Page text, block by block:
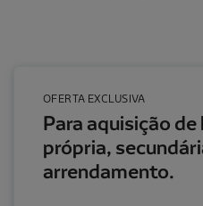
OFERTA EXCLUSIVA
Para aquisição
própria,
arrendamento.